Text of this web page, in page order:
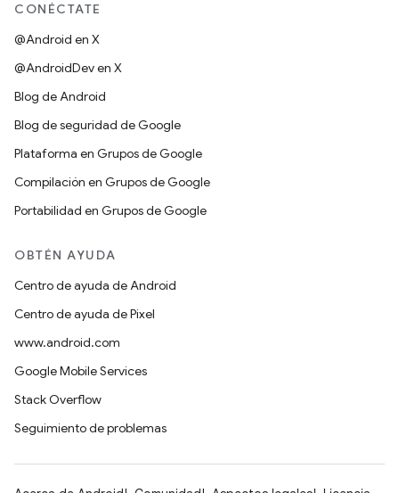
CONÉCTATE
@Android en X
@AndroidDev en X
Blog de Android
Blog de seguridad de Google
Plataforma en Grupos de Google
Compilación en Grupos de Google
Portabilidad en Grupos de Google
OBTÉN AYUDA
Centro de ayuda de Android
Centro de ayuda de Pixel
www.android.com
Google Mobile Services
Stack Overflow
Seguimiento de problemas